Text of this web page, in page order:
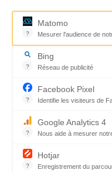
?
Matomo
Mesurer l'audience de
Outil analytique
?
Bing
Réseau de publicité
?
Facebook Pixel
Identifie les visiteurs de
?
Google Analytics 4
Nous aide à mesurer
?
Hotjar
Enregistrement du
France pour exprimer votre
générosité et optimiser votre
fiscalité en toute confiance.
En savoir plus